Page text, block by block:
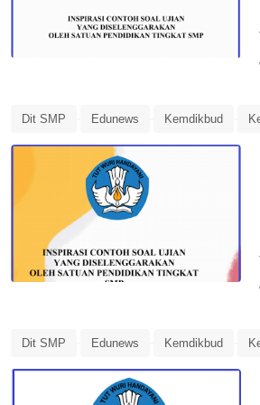
Dit SMP Edunews Kemdikbud
Panduan Penilaian Penilaian Soal
Dit SMP Edunews Kemdikbud
Panduan Penilaian Penilaian Soal